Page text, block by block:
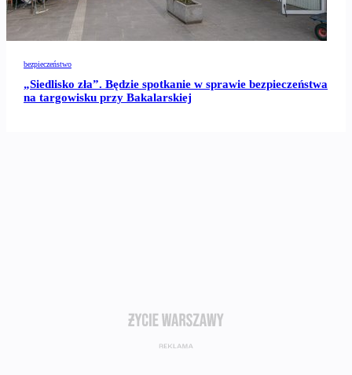
bezpieczeństwo
„Siedlisko zła”. Będzie spotkanie w sprawie bezpieczeństwa
na targowisku przy Bakalarskiej